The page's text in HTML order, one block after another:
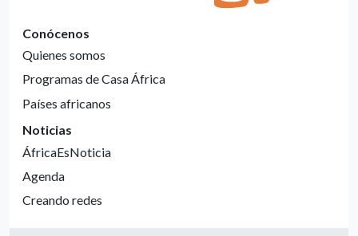
Conócenos
Quienes somos
Programas de Casa África
Países africanos
Noticias
ÁfricaEsNoticia
Agenda
Creando redes